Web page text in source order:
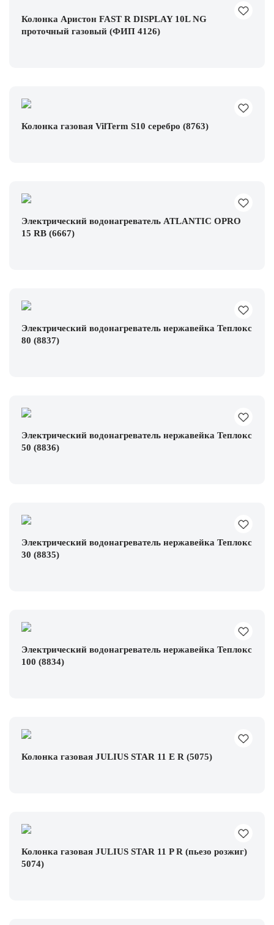
Колонка Аристон FAST R DISPLAY 10L NG
проточный газовый (ФИП 4126)
Колонка газовая VilTerm S10 серебро (8763)
Электрический водонагреватель ATLANTIC OPRO
15 RB (6667)
Электрический водонагреватель нержавейка Теплокс
80 (8837)
Электрический водонагреватель нержавейка Теплокс
50 (8836)
Электрический водонагреватель нержавейка Теплокс
30 (8835)
Электрический водонагреватель нержавейка Теплокс
100 (8834)
Колонка газовая JULIUS STAR 11 E R (5075)
Колонка газовая JULIUS STAR 11 P R (пьезо розжиг)
5074)